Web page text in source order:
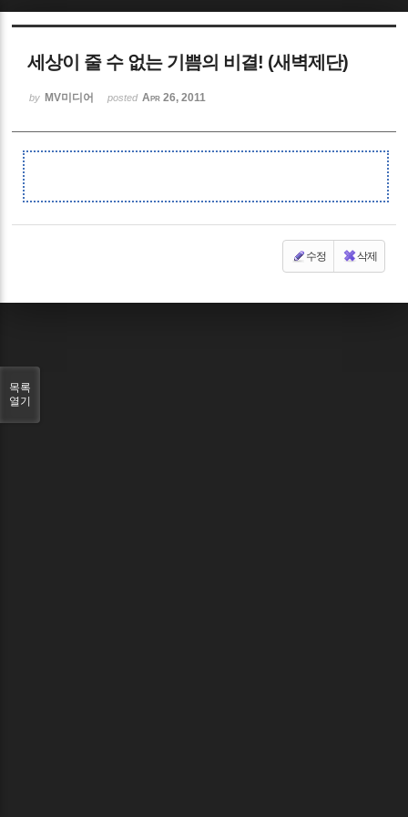
세상이 줄 수 없는 기쁨의 비결! (새벽제단)
by MV미디어 posted Apr 26, 2011
수정 삭제
목록
열기
Sketchbook5, 스케치북5
Sketchbook5, 스케치북5